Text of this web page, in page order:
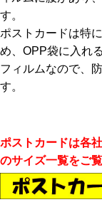
す。
ポストカードは特
め、OPP袋に入れ
フィルムなので、
す。
ポストカードは各
のサイズ一覧をご覧